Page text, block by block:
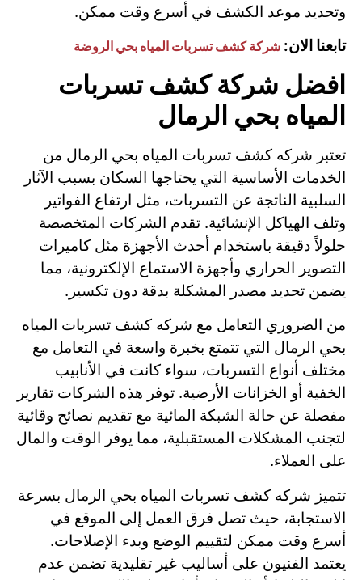
وتحديد موعد الكشف في أسرع وقت ممكن.
تابعنا الان: شركة كشف تسربات المياه بحي الروضة
افضل شركة كشف تسربات
المياه بحي الرمال
تعتبر شركه كشف تسربات المياه بحي الرمال من
الخدمات الأساسية التي يحتاجها السكان بسبب الآثار
السلبية الناتجة عن التسربات، مثل ارتفاع الفواتير
وتلف الهياكل الإنشائية. تقدم الشركات المتخصصة
حلولاً دقيقة باستخدام أحدث الأجهزة مثل كاميرات
التصوير الحراري وأجهزة الاستماع الإلكترونية، مما
يضمن تحديد مصدر المشكلة بدقة دون تكسير.
من الضروري التعامل مع شركه كشف تسربات المياه
بحي الرمال التي تتمتع بخبرة واسعة في التعامل مع
مختلف أنواع التسربات، سواء كانت في الأنابيب
الخفية أو الخزانات الأرضية. توفر هذه الشركات تقارير
مفصلة عن حالة الشبكة المائية مع تقديم نصائح وقائية
لتجنب المشكلات المستقبلية، مما يوفر الوقت والمال
على العملاء.
تتميز شركه كشف تسربات المياه بحي الرمال بسرعة
الاستجابة، حيث تصل فرق العمل إلى الموقع في
أسرع وقت ممكن لتقييم الوضع وبدء الإصلاحات.
يعتمد الفنيون على أساليب غير تقليدية تضمن عدم